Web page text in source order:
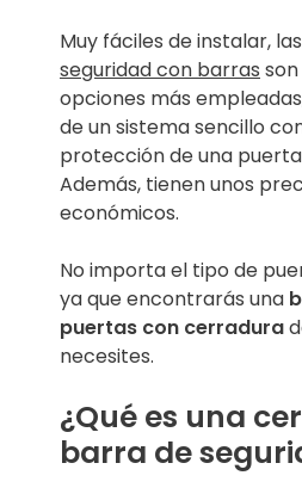
Muy fáciles de instalar, las
seguridad con barras
opciones más
de un sistema sencillo
protección de una
Además, tienen unos
económicos.
No importa el tipo de
ya que encontrarás una
puertas con cerradura
necesites.
¿Qué es una
barra de